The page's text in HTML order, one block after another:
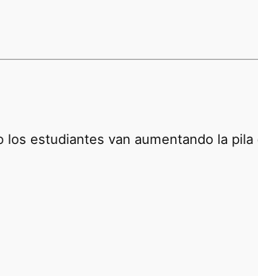
estudiantes van aumentando la pila